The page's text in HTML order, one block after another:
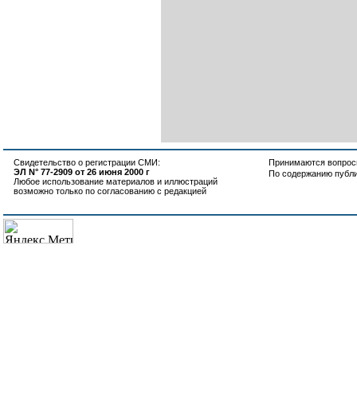
Свидетельство о регистрации СМИ:
ЭЛ N° 77-2909 от 26 июня 2000 г
Любое использование материалов и иллюстраций
возможно только по согласованию с редакцией
Принимаются
По содержанию